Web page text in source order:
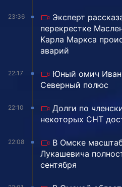
23:36
Эксперт
перекрестке
Карла Маркса
аварий
22:17
Юный омич Иван
Северный полюс
22:10
Долги по
некоторых СНТ
22:08
В Омске
Лукашевича
сентября